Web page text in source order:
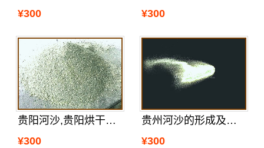
¥300
¥300
贵阳河沙,贵阳烘干沙哪里有
¥300
贵州河沙的形成及贵州河沙厂家分析的
¥300